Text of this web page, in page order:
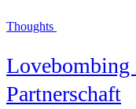
Thoughts
Lovebombing
Partnerschaft